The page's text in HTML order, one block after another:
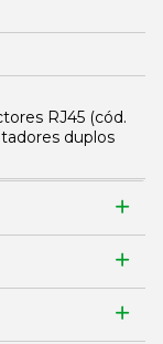
RJ45 (cód.
duplos